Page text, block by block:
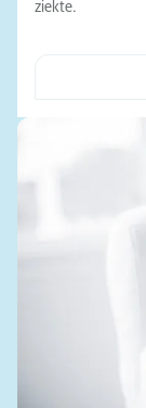
ziekte.